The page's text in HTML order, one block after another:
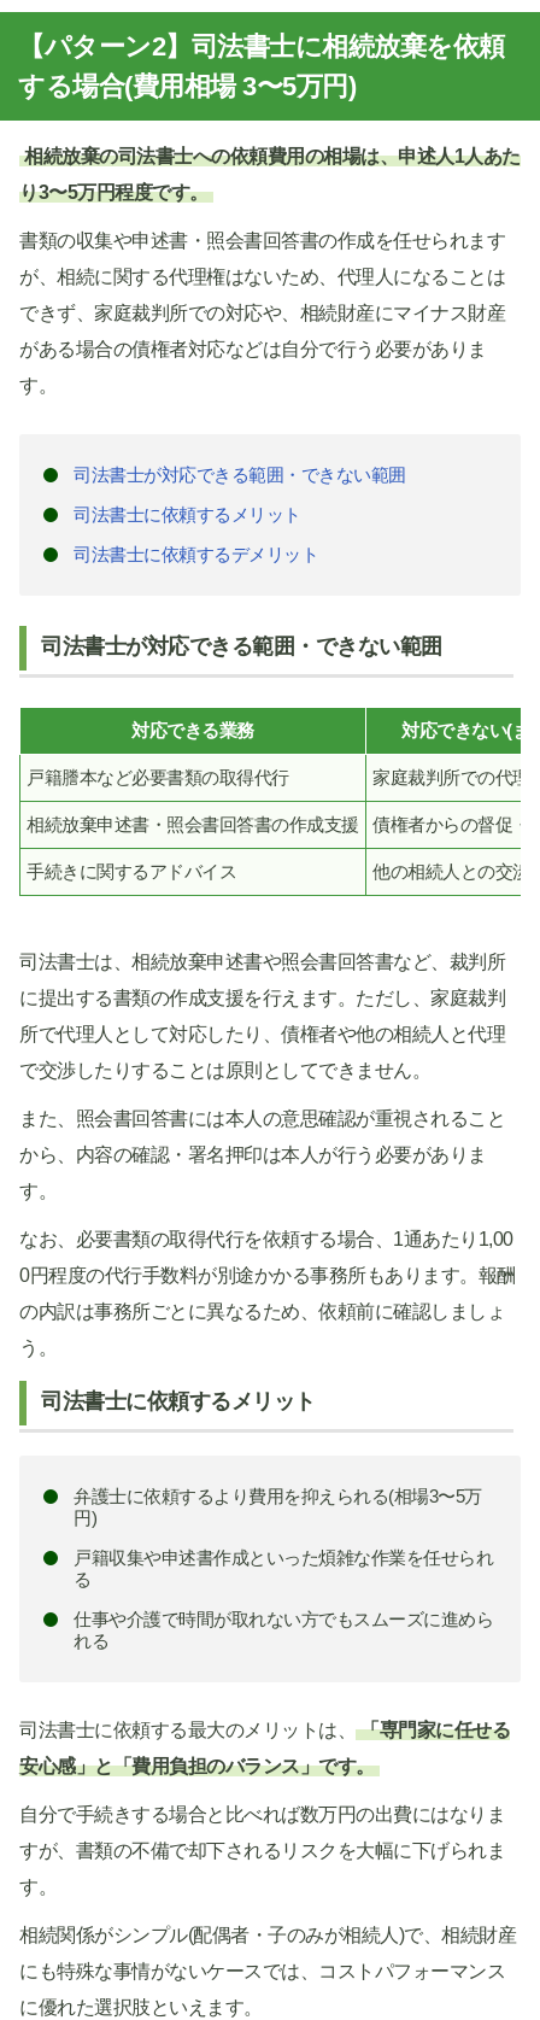
【パターン2】司法書士に相続放棄を依頼
する場合(費用相場 3〜5万円)
相続放棄の司法書士への依頼費用の相場は、申述人1人あた
り3〜5万円程度です。
書類の収集や申述書・照会書回答書の作成を任せられます
が、相続に関する代理権はないため、代理人になることは
できず、家庭裁判所での対応や、相続財産にマイナス財産
がある場合の債権者対応などは自分で行う必要がありま
す。
司法書士が対応できる範囲・できない範囲
司法書士に依頼するメリット
司法書士に依頼するデメリット
司法書士が対応できる範囲・できない範囲
対応できる業務 対応できない(ま
戸籍謄本など必要書類の取得代行 家庭裁判所での代理
相続放棄申述書・照会書回答書の作成支援 債権者からの督促・
手続きに関するアドバイス 他の相続人との交渉
司法書士は、相続放棄申述書や照会書回答書など、裁判所
に提出する書類の作成支援を行えます。ただし、家庭裁判
所で代理人として対応したり、債権者や他の相続人と代理
で交渉したりすることは原則としてできません。
また、照会書回答書には本人の意思確認が重視されること
から、内容の確認・署名押印は本人が行う必要がありま
す。
なお、必要書類の取得代行を依頼する場合、1通あたり1,00
0円程度の代行手数料が別途かかる事務所もあります。報酬
の内訳は事務所ごとに異なるため、依頼前に確認しましょ
う。
司法書士に依頼するメリット
弁護士に依頼するより費用を抑えられる(相場3〜5万
円)
戸籍収集や申述書作成といった煩雑な作業を任せられ
る
仕事や介護で時間が取れない方でもスムーズに進めら
れる
司法書士に依頼する最大のメリットは、
「専門家に任せる
安心感」と「費用負担のバランス」です。
自分で手続きする場合と比べれば数万円の出費にはなりま
すが、書類の不備で却下されるリスクを大幅に下げられま
す。
相続関係がシンプル(配偶者・子のみが相続人)で、相続財産
にも特殊な事情がないケースでは、コストパフォーマンス
に優れた選択肢といえます。